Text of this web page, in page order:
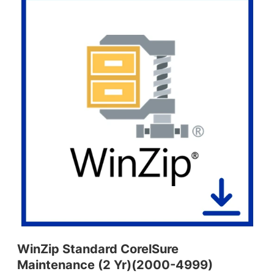
WinZip Standard CorelSure
Maintenance (2 Yr)(2000-4999)